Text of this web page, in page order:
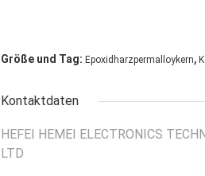
Größe und Tag: Epoxidharzpermalloykern,
Kontaktdaten
HEFEI HEMEI ELECTRONICS
LTD